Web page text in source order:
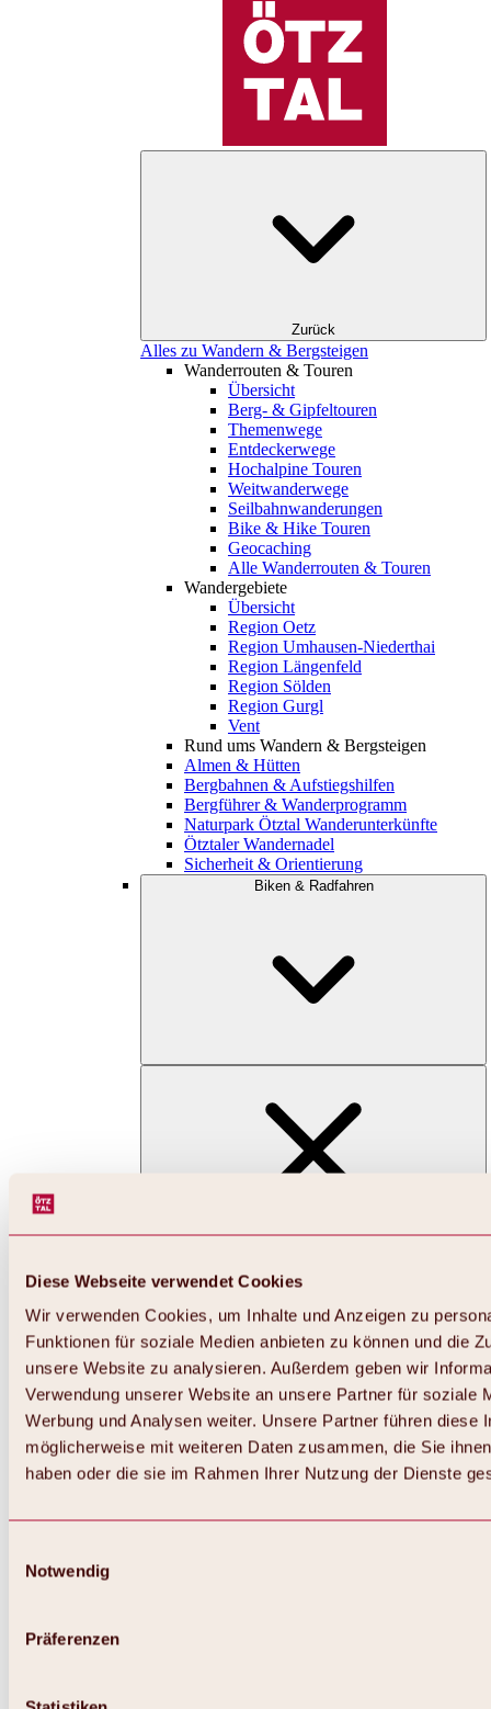
Diese Webseite verwendet Cookies
Wir verwenden Cookies, um Inhalte und Anzeigen zu
Funktionen für soziale Medien anbieten zu können und die
unsere Website zu analysieren. Außerdem geben wir
Verwendung unserer Website an unsere Partner für soziale
Werbung und Analysen weiter. Unsere Partner führen diese
möglicherweise mit weiteren Daten zusammen, die Sie
haben oder die sie im Rahmen Ihrer Nutzung der Dienste
Notwendig
Präferenzen
Zurück
Alles zu Wandern & Bergsteigen
Wanderrouten & Touren
Übersicht
Berg- & Gipfeltouren
Themenwege
Entdeckerwege
Hochalpine Touren
Weitwanderwege
Seilbahnwanderungen
Bike & Hike Touren
Geocaching
Alle Wanderrouten & Touren
Wandergebiete
Übersicht
Region Oetz
Region Umhausen-Niederthai
Region Längenfeld
Region Sölden
Region Gurgl
Vent
Rund ums Wandern & Bergsteigen
Almen & Hütten
Bergbahnen & Aufstiegshilfen
Bergführer & Wanderprogramm
Naturpark Ötztal Wanderunterkünfte
Ötztaler Wandernadel
Sicherheit & Orientierung
Biken & Radfahren